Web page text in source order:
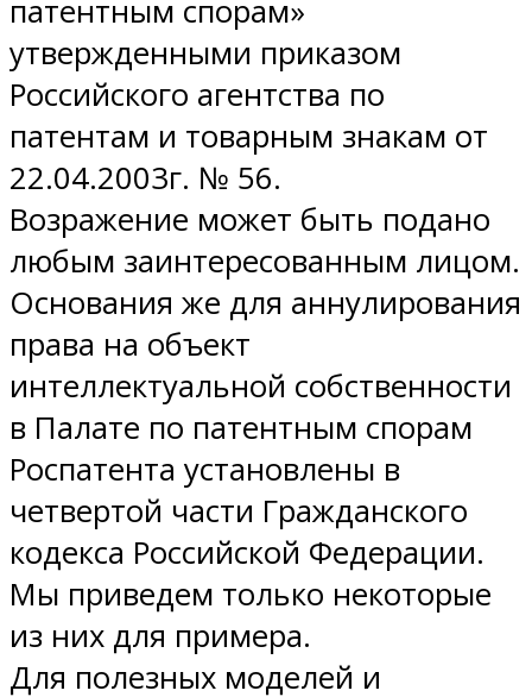
патентным спорам»
утвержденными приказом
Российского агентства по
патентам и товарным знакам от
22.04.2003г. № 56.
Возражение может быть подано
любым заинтересованным лицом.
Основания же для аннулирования
права на объект
интеллектуальной собственности
в Палате по патентным спорам
Роспатента установлены в
четвертой части Гражданского
кодекса Российской Федерации.
Мы приведем только некоторые
из них для примера.
Для полезных моделей и